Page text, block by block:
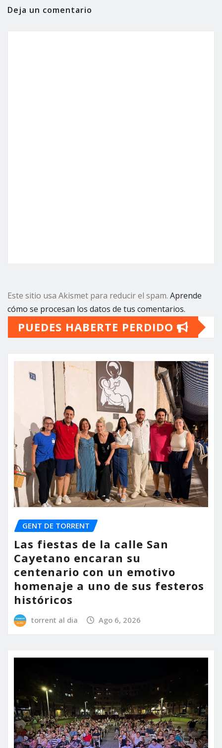
Deja un comentario
Este sitio usa Akismet para reducir el spam. Aprende
cómo se procesan los datos de tus comentarios.
PUEDES HABERTE PERDIDO
GENT DE TORRENT
Las fiestas de la calle San
Cayetano encaran su
centenario con un emotivo
homenaje a uno de sus festeros
históricos
torrent al dia Ago 6, 2026